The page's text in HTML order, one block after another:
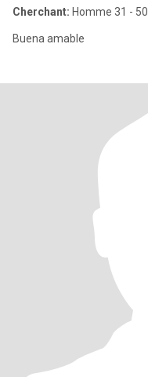
Cherchant: Homme 31 - 50
Buena amable